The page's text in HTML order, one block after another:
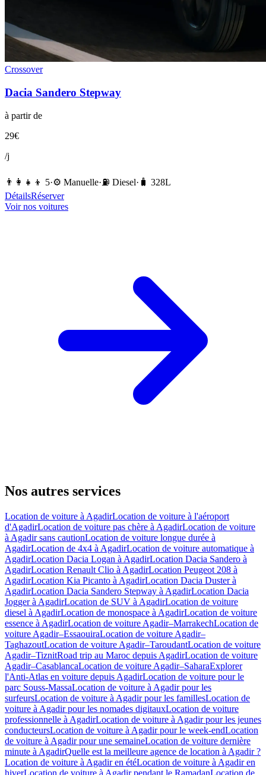
Crossover
Dacia Sandero Stepway
à partir de
29€
/j
👨‍👩‍👧‍👦 5·⚙️ Manuelle·⛽️ Diesel· 🧳 328L
DétailsRéserver
Voir nos voitures
Nos autres services
Location de voiture à AgadirLocation de voiture à l'aéroport
d'AgadirLocation de voiture pas chère à AgadirLocation de voiture
à Agadir sans cautionLocation de voiture longue durée à
AgadirLocation de 4x4 à AgadirLocation de voiture automatique à
AgadirLocation Dacia Logan à AgadirLocation Dacia Sandero à
AgadirLocation Renault Clio à AgadirLocation Peugeot 208 à
AgadirLocation Kia Picanto à AgadirLocation Dacia Duster à
AgadirLocation Dacia Sandero Stepway à AgadirLocation Dacia
Jogger à AgadirLocation de SUV à AgadirLocation de voiture
diesel à AgadirLocation de monospace à AgadirLocation de voiture
essence à AgadirLocation de voiture Agadir–MarrakechLocation de
voiture Agadir–EssaouiraLocation de voiture Agadir–
TaghazoutLocation de voiture Agadir–TaroudantLocation de voiture
Agadir–TiznitRoad trip au Maroc depuis AgadirLocation de voiture
Agadir–CasablancaLocation de voiture Agadir–SaharaExplorer
l'Anti-Atlas en voiture depuis AgadirLocation de voiture pour le
parc Souss-MassaLocation de voiture à Agadir pour les
surfeursLocation de voiture à Agadir pour les famillesLocation de
voiture à Agadir pour les nomades digitauxLocation de voiture
professionnelle à AgadirLocation de voiture à Agadir pour les jeunes
conducteursLocation de voiture à Agadir pour le week-endLocation
de voiture à Agadir pour une semaineLocation de voiture dernière
minute à AgadirQuelle est la meilleure agence de location à Agadir ?
Location de voiture à Agadir en étéLocation de voiture à Agadir en
hiverLocation de voiture à Agadir pendant le RamadanLocation de